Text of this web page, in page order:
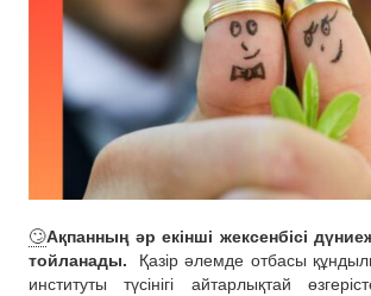
🙄Ақпанның әр екінші жексенбісі
тойланады.
Қазір әлемде отбасы
институты түсінігі айтарлықтай